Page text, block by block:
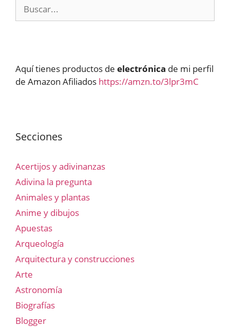
Aquí tienes productos de electrónica de mi perfil
de Amazon Afiliados https://amzn.to/3lpr3mC
Secciones
Acertijos y adivinanzas
Adivina la pregunta
Animales y plantas
Anime y dibujos
Apuestas
Arqueología
Arquitectura y construcciones
Arte
Astronomía
Biografías
Blogger